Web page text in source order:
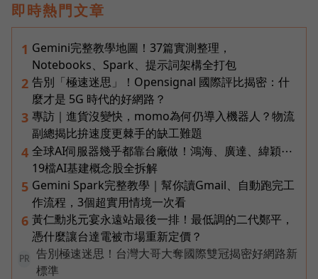
即時熱門文章
1 Gemini完整教學地圖！37篇實測整理，
Notebooks、Spark、提示詞架構全打包
2 告別「極速迷思」！Opensignal 國際評比揭密：什
麼才是 5G 時代的好網路？
3 專訪｜進貨沒變快，momo為何仍導入機器人？物流
副總揭比拚速度更棘手的缺工難題
4 全球AI伺服器幾乎都靠台廠做！鴻海、廣達、緯穎⋯
19檔AI基建概念股全拆解
5 Gemini Spark完整教學｜幫你讀Gmail、自動跑完工
作流程，3個超實用情境一次看
6 黃仁勳兆元宴永遠站最後一排！最低調的二代鄭平，
憑什麼讓台達電被市場重新定價？
PR
告別極速迷思！台灣大哥大奪國際雙冠揭密好網路新
標準